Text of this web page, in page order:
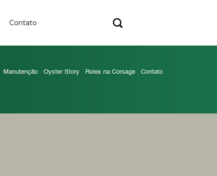
Contato
Manutenção Oyster Story Rolex na Corsage Contato